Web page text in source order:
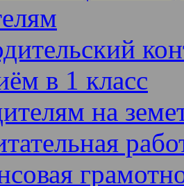
в 1 класс
на